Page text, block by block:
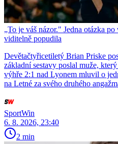
„To je váš názor." Jedna otázka
viditelně popudila
Devětačtyřicetiletý Brian Priske
základní sestavy poslal muže,
výhře 2:1 nad Lyonem mluvil o
na Letné za svého druhého
SportWin
6. 8. 2026, 23:40
2 min